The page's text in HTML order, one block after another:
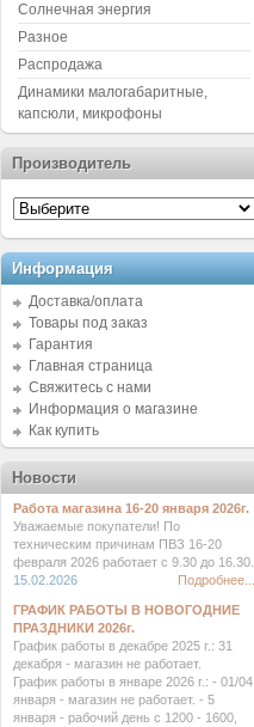
Солнечная энергия
Разное
Распродажа
Динамики малогабаритные,
капсюли, микрофоны
Производитель
Информация
Доставка/оплата
Товары под заказ
Гарантия
Главная страница
Свяжитесь с нами
Информация о магазине
Как купить
Новости
Работа магазина 16-20 января 2026г.
Уважаемые покупатели! По
техническим причинам ПВЗ 16-20
февраля 2026 работает с 9.30 до 16.30.
15.02.2026
Подробнее...
ГРАФИК РАБОТЫ В НОВОГОДНИЕ
ПРАЗДНИКИ 2026г.
График работы в декабре 2025 г.: 31
декабря - магазин не работает.
График работы в январе 2026 г.: - 01/04
января - магазин не работает. - 5
января - рабочий день с 1200 - 1600,